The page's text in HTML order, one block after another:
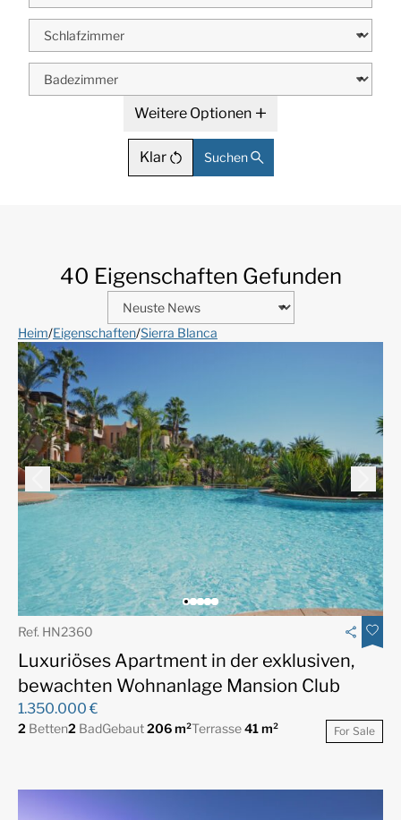
Weitere Optionen
Klar Suchen
40 Eigenschaften Gefunden
Heim/Eigenschaften/Sierra Blanca
Ref. HN2360
Luxuriöses Apartment in der exklusiven,
bewachten Wohnanlage Mansion Club
1.350.000 €
2 Betten2 BadGebaut206 m²Terrasse41 m² For Sale